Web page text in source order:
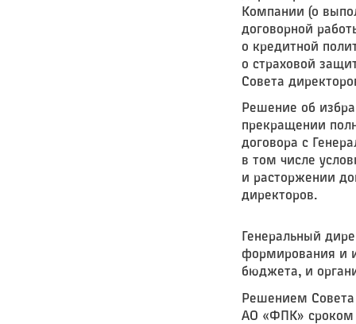
Компании (о
договорной
о кредитной
о страховой
Совета
Решение об
прекращении
договора с
в том числе
и расторжении
директоров.
Генеральный
формирования и
бюджета, и
Решением Совета
АО «ФПК» сроком